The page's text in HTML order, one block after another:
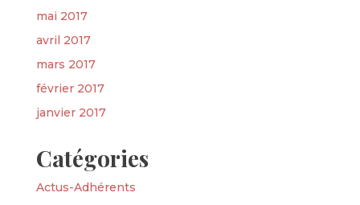
mai 2017
avril 2017
mars 2017
février 2017
janvier 2017
Catégories
Actus-Adhérents